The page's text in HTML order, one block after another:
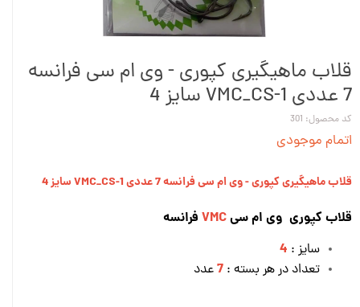
قلاب ماهیگیری کپوری - وی ام سی فرانسه
7 عددی VMC_CS-1 سایز 4
کد محصول: 301
اتمام موجودی
قلاب ماهیگیری کپوری - وی ام سی فرانسه 7 عددی VMC_CS-1 سایز 4
قلاب کپوری وی ام سیVMC فرانسه
سایز : 4
تعداد در هر بسته : 7عدد